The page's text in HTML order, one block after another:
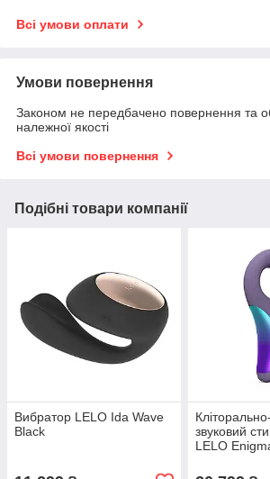
Всі умови оплати
Умови повернення
Законом не передбачено повернення та
належної якості
Всі умови повернення
Подібні товари компанії
Вибратор LELO Ida Wave
Black
звуковий
LELO